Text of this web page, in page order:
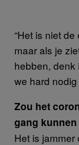
“Het is niet
maar als je
hebben, denk
we hard nodig
Zou het
gang
Het is jammer